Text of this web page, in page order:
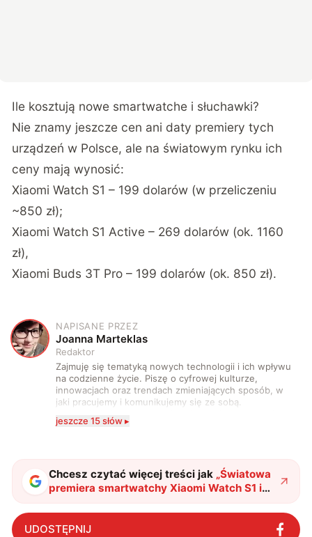
Ile kosztują nowe smartwatche i słuchawki?
Nie znamy jeszcze cen ani daty premiery tych
urządzeń w Polsce, ale na światowym rynku ich
ceny mają wynosić:
Xiaomi Watch S1 – 199 dolarów (w przeliczeniu
~850 zł);
Xiaomi Watch S1 Active – 269 dolarów (ok. 1160
zł),
Xiaomi Buds 3T Pro – 199 dolarów (ok. 850 zł).
J
NAPISANE PRZEZ
Joanna Marteklas
Redaktor
Zajmuję się tematyką nowych technologii i ich wpływu
na codzienne życie. Piszę o cyfrowej kulturze,
innowacjach oraz trendach zmieniających sposób, w
jaki pracujemy i komunikujemy się ze sobą.
technologii a współczesną popkulturą. W wolnych
jeszcze 15 słów ▸
Chcesz czytać więcej treści jak „Światowa
premiera smartwatchy Xiaomi Watch S1 i
Watch S1 Active. Pojawiają się też
słuchawki Xiaomi Buds 3T Pro"?
UDOSTĘPNIJ